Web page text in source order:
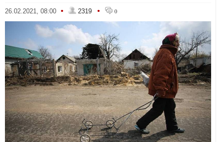
26.02.2021, 08:00 • 2319 • 0